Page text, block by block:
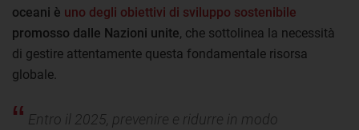
oceani è uno degli obiettivi di sviluppo sostenibile
promosso dalle Nazioni unite, che sottolinea la necessità
di gestire attentamente questa fondamentale risorsa
globale.
Entro il 2025, prevenire e ridurre in modo